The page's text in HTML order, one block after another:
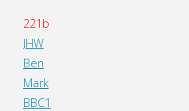
221b
JHW
Ben
Mark
BBC1